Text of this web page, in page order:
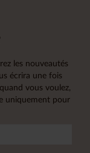
les nouveautés
écrira une fois
vous voulez,
uniquement pour